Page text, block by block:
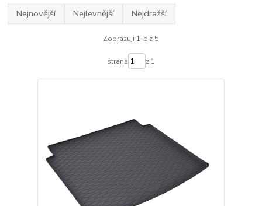
Nejnovější Nejlevnější Nejdražší
Zobrazuji 1-5 z 5
strana z 1